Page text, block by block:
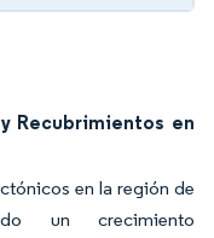
Recubrimientos en
en la región de
un crecimiento